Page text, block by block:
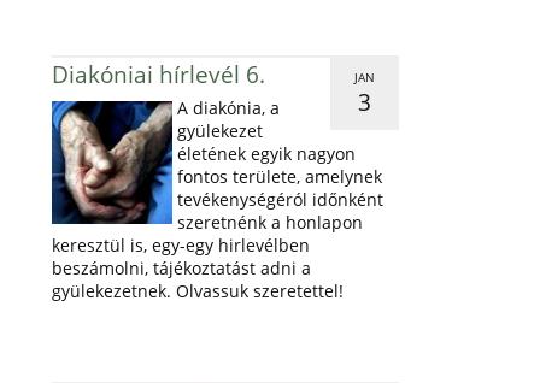
JAN
3
Diakóniai hírlevél 6.
A diakónia, a
gyülekezet
életének egyik nagyon
fontos területe, amelynek
tevékenységéról időnként
szeretnénk a honlapon
keresztül is, egy-egy hirlevélben
beszámolni, tájékoztatást adni a
gyülekezetnek. Olvassuk szeretettel!